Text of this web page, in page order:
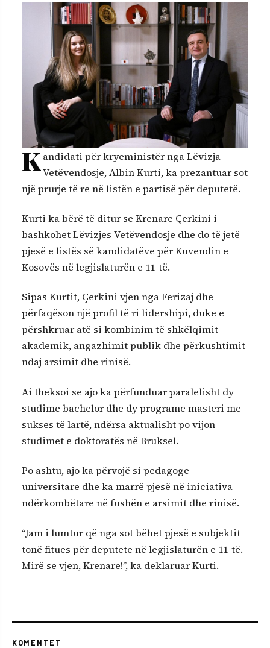
K andidati për kryeministër nga Lëvizja
Vetëvendosje, Albin Kurti, ka prezantuar sot
një prurje të re në listën e partisë për deputetë.
Kurti ka bërë të ditur se Krenare Çerkini i
bashkohet Lëvizjes Vetëvendosje dhe do të jetë
pjesë e listës së kandidatëve për Kuvendin e
Kosovës në legjislaturën e 11-të.
Sipas Kurtit, Çerkini vjen nga Ferizaj dhe
përfaqëson një profil të ri lidershipi, duke e
përshkruar atë si kombinim të shkëlqimit
akademik, angazhimit publik dhe përkushtimit
ndaj arsimit dhe rinisë.
Ai theksoi se ajo ka përfunduar paralelisht dy
studime bachelor dhe dy programe masteri me
sukses të lartë, ndërsa aktualisht po vijon
studimet e doktoratës në Bruksel.
Po ashtu, ajo ka përvojë si pedagoge
universitare dhe ka marrë pjesë në iniciativa
ndërkombëtare në fushën e arsimit dhe rinisë.
“Jam i lumtur që nga sot bëhet pjesë e subjektit
tonë fitues për deputete në legjislaturën e 11-të.
Mirë se vjen, Krenare!”, ka deklaruar Kurti.
KOMENTET